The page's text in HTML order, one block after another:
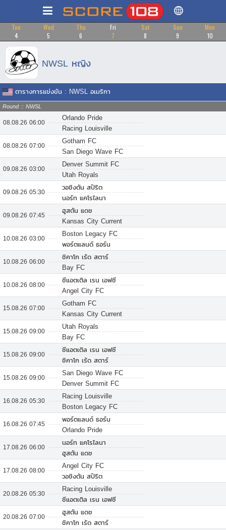
Tue
4
Wed
5
Thu
6
Fri
7
Sat
8
Sun
9
Mon
10
NWSL หญิง
ตารางการแข่งขัน : NWSL อเมริกา
Round :: NWSL
08.08.26 06:00
Orlando Pride
Racing Louisville
08.08.26 07:00
Gotham FC
San Diego Wave FC
09.08.26 03:00
Denver Summit FC
Utah Royals
09.08.26 05:30
วอชิงตัน สปิริต
นอร์ท แคโรไลนา
09.08.26 07:45
ฮูสตัน แดช
Kansas City Current
10.08.26 03:00
Boston Legacy FC
พอร์ตแลนด์ ธอร์น
10.08.26 06:00
ชิคาโก เร้ด สตาร์
Bay FC
10.08.26 08:00
ซีแอตเติล เรน เอฟซี
Angel City FC
15.08.26 07:00
Gotham FC
Kansas City Current
15.08.26 09:00
Utah Royals
Bay FC
15.08.26 09:00
ซีแอตเติล เรน เอฟซี
ชิคาโก เร้ด สตาร์
15.08.26 09:00
San Diego Wave FC
Denver Summit FC
16.08.26 05:30
Racing Louisville
Boston Legacy FC
16.08.26 07:45
พอร์ตแลนด์ ธอร์น
Orlando Pride
17.08.26 06:00
นอร์ท แคโรไลนา
ฮูสตัน แดช
17.08.26 08:00
Angel City FC
วอชิงตัน สปิริต
20.08.26 05:30
Racing Louisville
ซีแอตเติล เรน เอฟซี
20.08.26 07:00
ฮูสตัน แดช
ชิคาโก เร้ด สตาร์